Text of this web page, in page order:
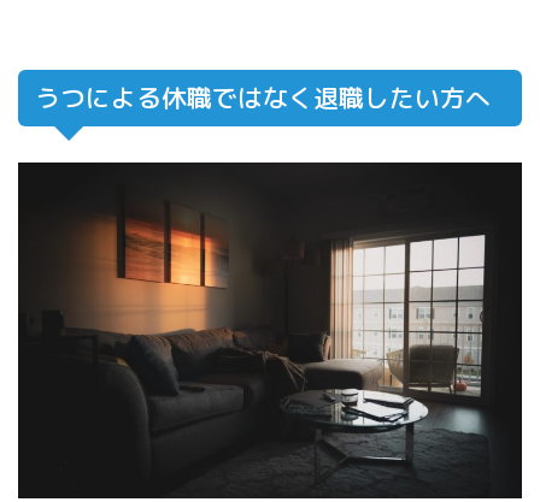
うつによる休職ではなく退職したい方へ